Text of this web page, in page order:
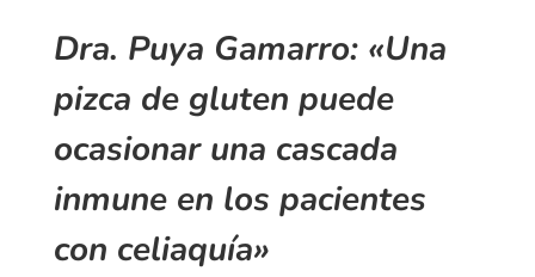
Dra. Puya Gamarro: «Una
pizca de gluten puede
ocasionar una cascada
inmune en los pacientes
con celiaquía»